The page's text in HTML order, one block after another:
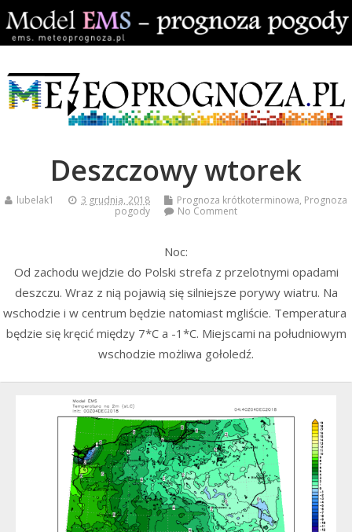
Deszczowy wtorek
lubelak1 3 grudnia, 2018 Prognoza krótkoterminowa, Prognoza
pogody
No Comment
Noc:
Od zachodu wejdzie do Polski strefa z przelotnymi opadami
deszczu. Wraz z nią pojawią się silniejsze porywy wiatru. Na
wschodzie i w centrum będzie natomiast mgliście. Temperatura
będzie się kręcić między 7*C a -1*C. Miejscami na południowym
wschodzie możliwa gołoledź.